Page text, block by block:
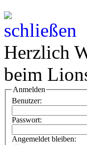
Herzlich
beim
Anmelden
Benutzer:
Passwort:
Angemeldet bleiben: